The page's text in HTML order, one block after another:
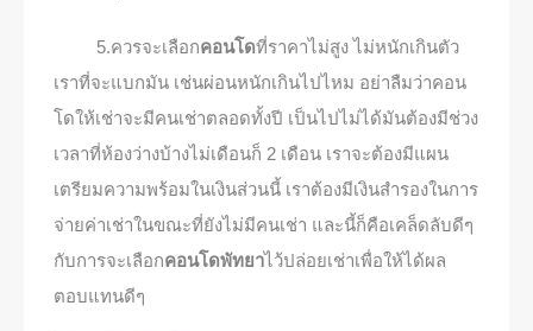
5.ควรจะเลือกคอนโดที่ราคาไม่สูง ไม่หนักเกินตัว
เราที่จะแบกมัน เช่นผ่อนหนักเกินไปไหม อย่าลืมว่าคอน
โดให้เช่าจะมีคนเช่าตลอดทั้งปี เป็นไปไม่ได้มันต้องมีช่วง
เวลาที่ห้องว่างบ้างไม่เดือนก็ 2 เดือน เราจะต้องมีแผน
เตรียมความพร้อมในเงินส่วนนี้ เราต้องมีเงินสำรองในการ
จ่ายค่าเช่าในขณะที่ยังไม่มีคนเช่า และนี้ก็คือเคล็ดลับดีๆ
กับการจะเลือกคอนโดพัทยาไว้ปล่อยเช่าเพื่อให้ได้ผล
ตอบแทนดีๆ